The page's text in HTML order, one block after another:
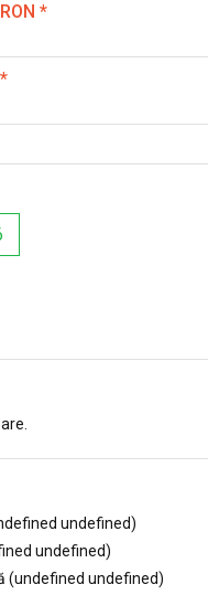
*
*
undefined)
undefined)
(undefined undefined)